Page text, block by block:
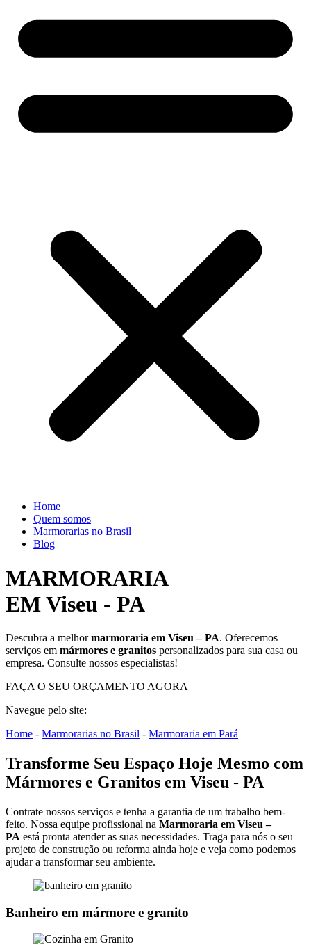
Home
Quem somos
Marmorarias no Brasil
Blog
MARMORARIA
EM Viseu - PA
Descubra a melhormarmoraria em Viseu – PA. Oferecemos
serviços em mármores e granitos personalizados para sua casa ou
empresa. Consulte nossos especialistas!
FAÇA O SEU ORÇAMENTO AGORA
Navegue pelo site:
Home - Marmorarias no Brasil - Marmoraria em Pará
Transforme Seu Espaço Hoje Mesmo com
Mármores e Granitos em Viseu - PA
Contrate nossos serviços e tenha a garantia de um trabalho bem-
feito. Nossa equipe profissional na Marmoraria em Viseu –
PA está pronta atender as suas necessidades. Traga para nós o seu
projeto de construção ou reforma ainda hoje e veja como podemos
ajudar a transformar seu ambiente.
Banheiro em mármore e granito